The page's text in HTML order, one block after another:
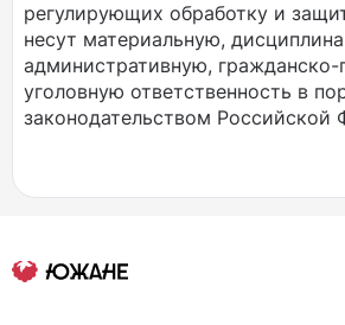
регулирующих обработку и
несут материальную,
административную,
уголовную ответственность в
законодательством Российской